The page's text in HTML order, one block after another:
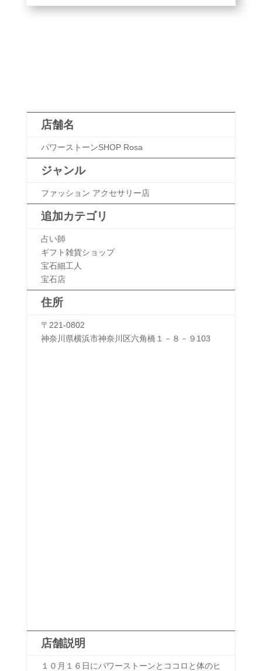
店舗名
パワーストーンSHOP Rosa
ジャンル
ファッション アクセサリー店
追加カテゴリ
占い師
ギフト雑貨ショップ
宝石細工人
宝石店
住所
〒221-0802
神奈川県横浜市神奈川区六角橋１－８－９103
店舗説明
１０月１６日にパワーストーンとココロと体のヒ